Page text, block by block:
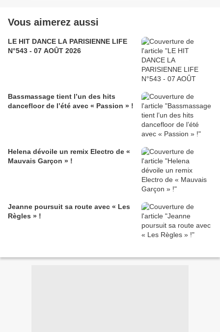
Vous aimerez aussi
LE HIT DANCE LA PARISIENNE LIFE
N°543 - 07 AOÛT 2026
Bassmassage tient l’un des hits
dancefloor de l’été avec « Passion » !
Helena dévoile un remix Electro de «
Mauvais Garçon » !
Jeanne poursuit sa route avec « Les
Règles » !